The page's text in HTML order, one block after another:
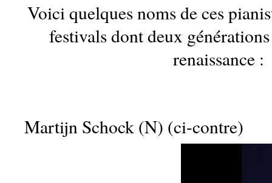
Voici quelques noms de ces
festivals dont deux
renaissance :
Martijn Schock (N) (ci-contre)